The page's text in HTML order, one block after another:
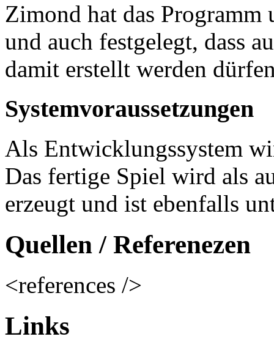
Zimond hat das Programm
und auch festgelegt, dass
damit erstellt werden
Systemvoraussetzungen
Als Entwicklungssystem
Das fertige Spiel wird als
erzeugt und ist ebenfalls
Quellen / Referenezen
<references />
Links